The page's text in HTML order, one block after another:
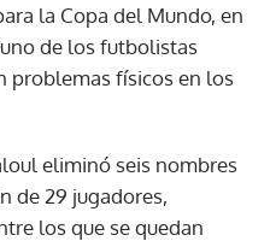
la Copa del Mundo, en
de los futbolistas
problemas físicos en los
eliminó seis nombres
de 29 jugadores,
los que se quedan